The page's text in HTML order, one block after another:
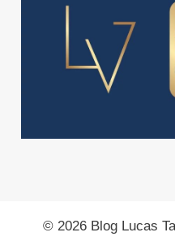
© 2026 Blog Lucas